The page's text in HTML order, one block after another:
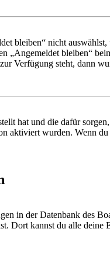
bleiben“ nicht
„Angemeldet bleiben“
Verfügung steht, dann
hat und die dafür
aktiviert wurden. Wenn
in der Datenbank des
Dort kannst du alle deine